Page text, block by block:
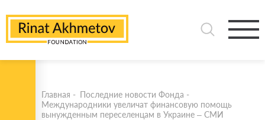
Главная - Последние новости Фонда -
Международники увеличат финансовую помощь
вынужденным переселенцам в Украине – СМИ